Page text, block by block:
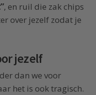
, en ruil die zak chips
over jezelf zodat je
jezelf
dan we voor
het is ook tragisch.